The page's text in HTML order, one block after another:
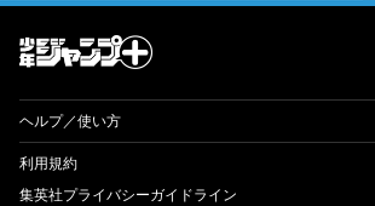
才能溢れる投稿作が読み放題！ ジャ
ヘルプ／使い方
利用規約
集英社プライバシーガイドライン